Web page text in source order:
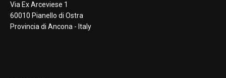
Via Ex Arceviese 1
60010 Pianello di Ostra
Provincia di Ancona - Italy